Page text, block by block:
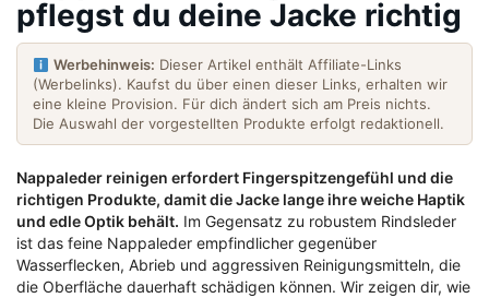
pflegst du deine Jacke richtig
Werbehinweis: Dieser Artikel enthält Affiliate-Links
(Werbelinks). Kaufst du über einen dieser Links, erhalten wir
eine kleine Provision. Für dich ändert sich am Preis nichts.
Die Auswahl der vorgestellten Produkte erfolgt redaktionell.
Nappaleder reinigen erfordert Fingerspitzengefühl und die
richtigen Produkte, damit die Jacke lange ihre weiche Haptik
und edle Optik behält. Im Gegensatz zu robustem Rindsleder
ist das feine Nappaleder empfindlicher gegenüber
Wasserflecken, Abrieb und aggressiven Reinigungsmitteln, die
die Oberfläche dauerhaft schädigen können. Wir zeigen dir, wie